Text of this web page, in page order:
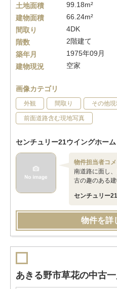
土地面積
99.18m²
建物面積
66.24m²
間取り
4DK
階数
2階建て
築年月
1975年09月
建物現況
空家
画像カテゴリ
外観 間取り その他
前面道路含む現地写真
センチュリー21ウイングホーム
物件担当者コメ
南道路に面し
古の趣のある建
センチュリー
物件を詳
あきる野市草花の中古